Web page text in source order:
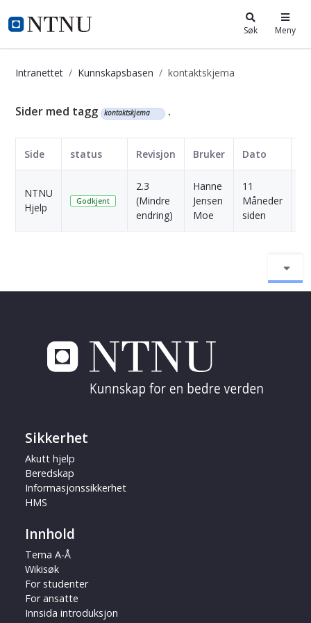
i.ntnu.no Søk Meny
Intranettet Kunnskapsbasen kontaktskjema
Kunnskapsbasen
Sider med tagg kontaktskjema .
Side status Revisjon Bruker Dato
NTNU
Hjelp
Godkjent
2.3
(Mindre
endring)
Hanne
Jensen
Moe
11
Måneder
siden
Sikkerhet
Akutt hjelp
Beredskap
Informasjonssikkerhet
HMS
Innhold
Tema A-Å
Wikisøk
For studenter
For ansatte
Innsida introduksjon